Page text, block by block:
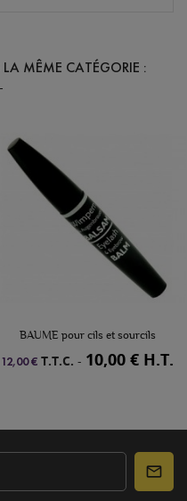
LA MÊME CATÉGORIE :
BAUME pour cils et sourcils
12,00 € T.T.C. - 10,00 € H.T.